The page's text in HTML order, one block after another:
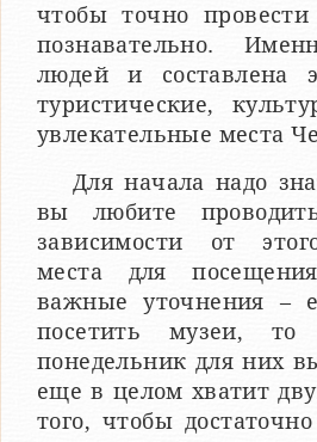
чтобы точно
познавательно.
людей и составлена
туристические,
увлекательные места
Для начала надо
вы любите
зависимости от
места для
важные уточнения –
посетить музеи, то
понедельник для них
еще в целом хватит
того, чтобы